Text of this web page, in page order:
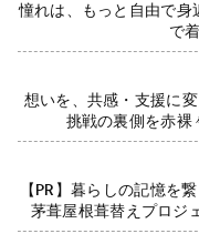
憧れは、もっと自由で
で
想いを、共感・支援に
挑戦の裏側を赤裸
【PR】暮らしの記憶を
茅葺屋根葺替えプロジ